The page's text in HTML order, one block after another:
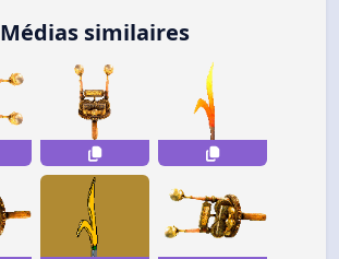
Médias similaires